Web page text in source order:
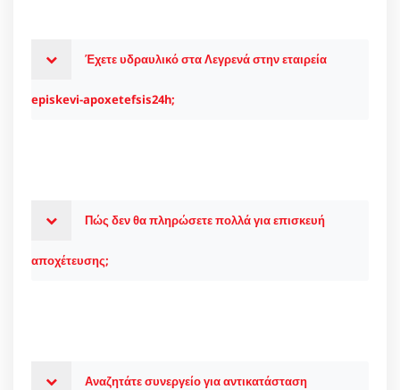
Έχετε υδραυλικό στα Λεγρενά στην εταιρεία
episkevi-apoxetefsis24h;
Πώς δεν θα πληρώσετε πολλά για επισκευή
αποχέτευσης;
Αναζητάτε συνεργείο για αντικατάσταση